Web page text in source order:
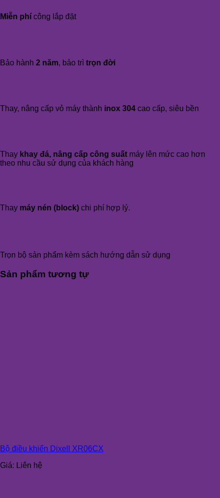
Miễn phí công lắp đặt
Bảo hành 2 năm, bảo trì trọn đời
Thay, nâng cấp vỏ máy thành inox 304 cao cấp, siêu bền
Thay khay đá, nâng cấp công suất máy lên mức cao hơn
theo nhu cầu sử dụng của khách hàng
Thay máy nén (block) chi phí hợp lý.
Trọn bộ sản phẩm kèm sách hướng dẫn sử dụng
Sản phẩm tương tự
Bộ điều khiển Dixell XR06CX
Giá: Liên hệ